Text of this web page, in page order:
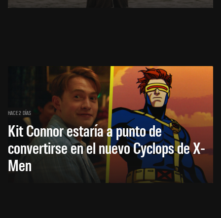
HACE 2 DÍAS
Kit Connor estaría a punto de
convertirse en el nuevo Cyclops de X-
Men